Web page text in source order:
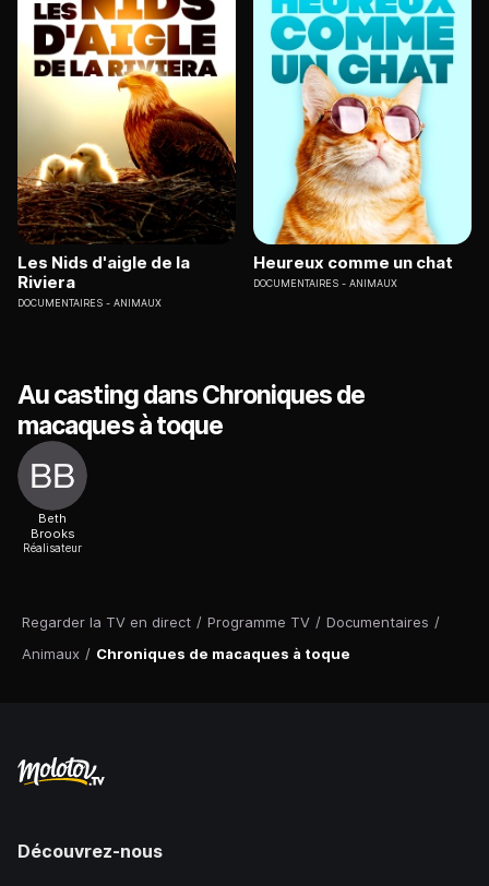
Regarder la TV en direct / Programme TV / Documentaires /
Animaux / Chroniques de macaques à toque
Les Nids d'aigle de la
Riviera
DOCUMENTAIRES ANIMAUX
Heureux comme un chat
DOCUMENTAIRES ANIMAUX
Au casting dans Chroniques de
macaques à toque
Beth
Brooks
Réalisateur
Découvrez-nous